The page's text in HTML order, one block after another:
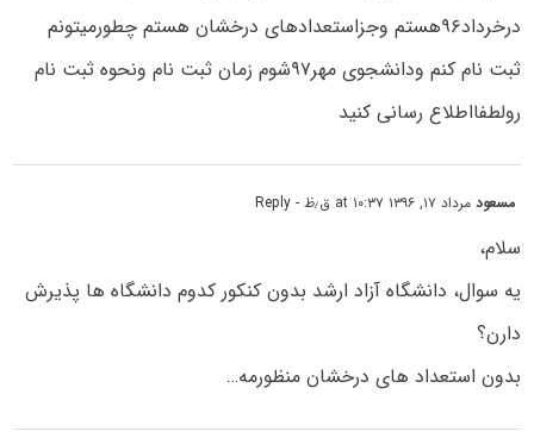
درخرداد۹۶هستم وجزاستعدادهای درخشان هستم چطورمیتونم
ثبت نام کنم ودانشجوی مهر۹۷شوم زمان ثبت نام ونحوه ثبت نام
رولطفااطلاع رسانی کنید
مسعودمرداد ۱۷, ۱۳۹۶ at ۱۰:۳۷ ق٫ظ - Reply
سلام،
یه سوال، دانشگاه آزاد ارشد بدون کنکور کدوم دانشگاه ها پذیرش
دارن؟
بدون استعداد های درخشان منظورمه…